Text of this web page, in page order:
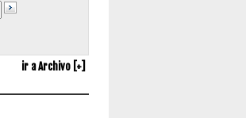
ir a Archivo [+]